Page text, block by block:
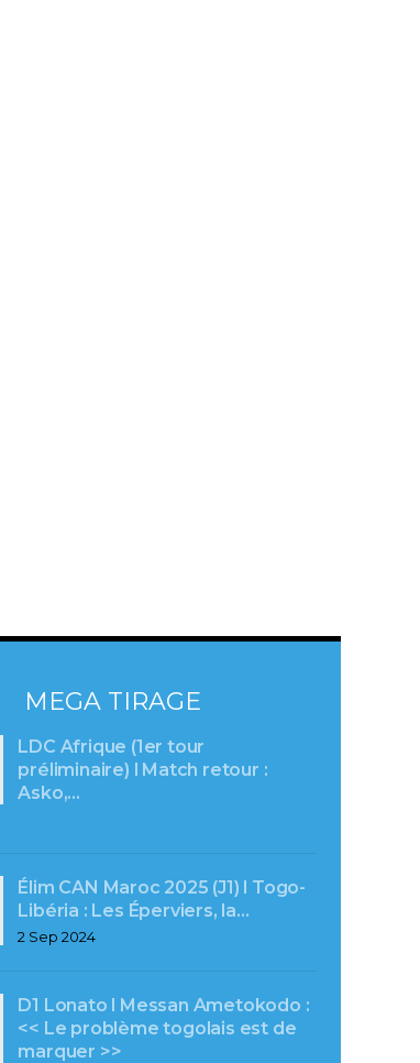
MEGA TIRAGE
LDC Afrique (1er tour
préliminaire) l Match retour :
Asko,…
Élim CAN Maroc 2025 (J1) l Togo-
Libéria : Les Éperviers, la…
2 Sep 2024
D1 Lonato l Messan Ametokodo :
<< Le problème togolais est de
marquer >>